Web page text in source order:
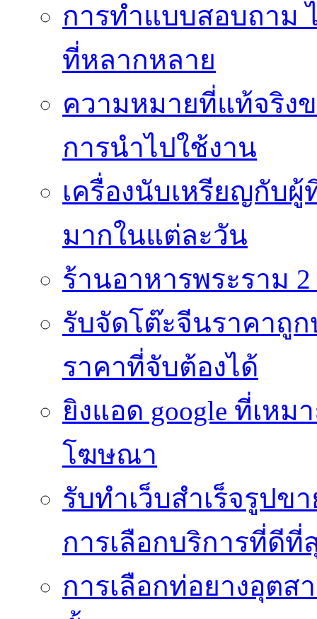
การทำแบบสอบถาม
ที่หลากหลาย
ความหมายที่แท้จริงข
การนำไปใช้งาน
เครื่องนับเหรียญกับ
มากในแต่ละวัน
ร้านอาหารพระราม
รับจัดโต๊ะจีนราคาถู
ราคาที่จับต้องได้
ยิงแอด google ที่เห
โฆษณา
รับทำเว็บสำเร็จรูป
การเลือกบริการที่ดีที่
การเลือกท่อยางอุต